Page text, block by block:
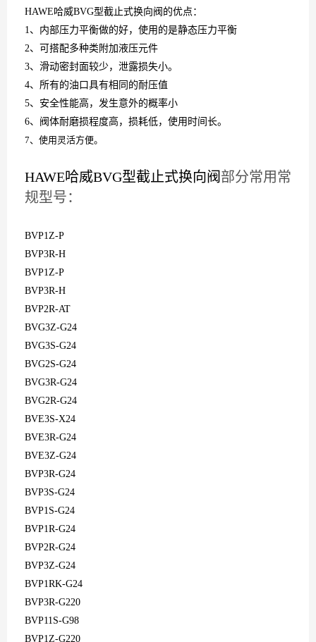
HAWE哈威BVG型截止式换向阀的优点：
1、内部压力平衡做的好，使用的是静态压力平衡
2、可搭配多种类附加液压元件
3、滑动密封面较少，泄露损失小。
4、所有的油口具有相同的耐压值
5、安全性能高，发生意外的概率小
6、阀体耐磨损程度高，损耗低，使用时间长。
7、使用灵活方便。
HAWE哈威BVG型截止式换向阀 部分常用常
规型号：
BVP1Z-P
BVP3R-H
BVP1Z-P
BVP3R-H
BVP2R-AT
BVG3Z-G24
BVG3S-G24
BVG2S-G24
BVG3R-G24
BVG2R-G24
BVE3S-X24
BVE3R-G24
BVE3Z-G24
BVP3R-G24
BVP3S-G24
BVP1S-G24
BVP1R-G24
BVP2R-G24
BVP3Z-G24
BVP1RK-G24
BVP3R-G220
BVP11S-G98
BVP1Z-G220